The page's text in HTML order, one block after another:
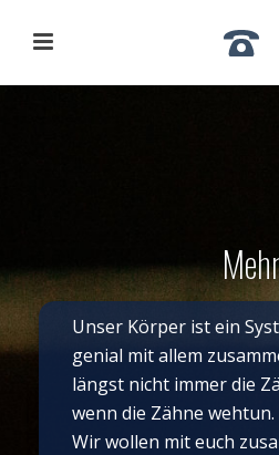
Unser Körper ist ein
genial mit allem
längst nicht immer die
wenn die Zähne wehtun.
Wir wollen mit euch